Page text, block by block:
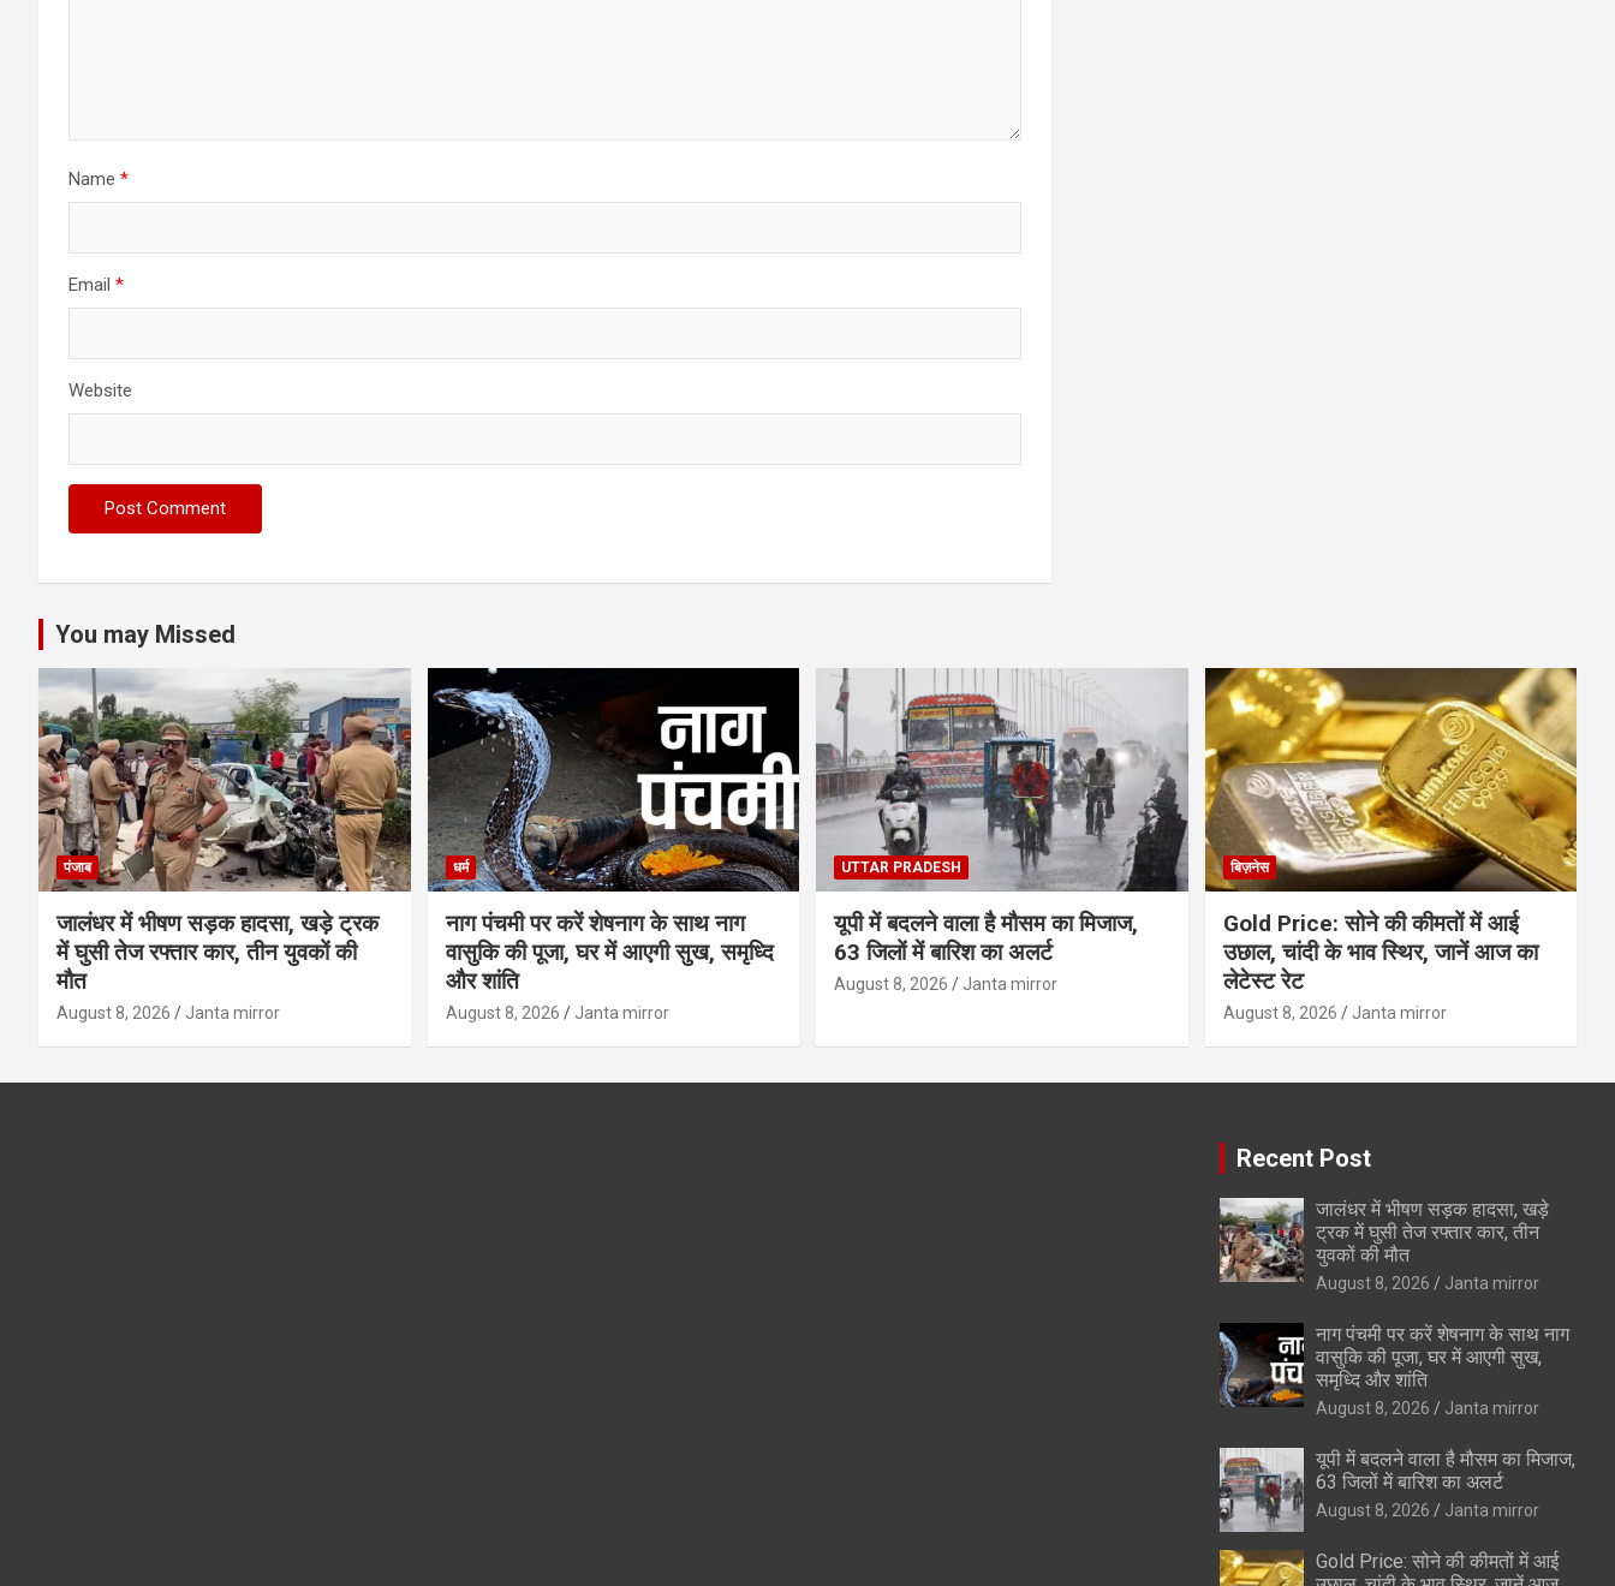
Name *
Email *
Website
You may Missed
पंजाब
जालंधर में भीषण सड़क हादसा, खड़े ट्रक
में घुसी तेज रफ्तार कार, तीन युवकों की
मौत
August 8, 2026 Janta mirror
धर्म
नाग पंचमी पर करें शेषनाग के साथ नाग
वासुकि की पूजा, घर में आएगी सुख, समृध्दि
और शांति
August 8, 2026 Janta mirror
UTTAR PRADESH
यूपी में बदलने वाला है मौसम का मिजाज,
63 जिलों में बारिश का अलर्ट
August 8, 2026 Janta mirror
बिज़नेस
Gold Price: सोने की कीमतों में आई
उछाल, चांदी के भाव स्थिर, जानें आज का
लेटेस्ट रेट
August 8, 2026 Janta mirror
Recent Post
जालंधर में भीषण सड़क हादसा, खड़े
ट्रक में घुसी तेज रफ्तार कार, तीन
युवकों की मौत
August 8, 2026 Janta mirror
नाग पंचमी पर करें शेषनाग के साथ नाग
वासुकि की पूजा, घर में आएगी सुख,
समृध्दि और शांति
August 8, 2026 Janta mirror
यूपी में बदलने वाला है मौसम का मिजाज,
63 जिलों में बारिश का अलर्ट
August 8, 2026 Janta mirror
Gold Price: सोने की कीमतों में आई